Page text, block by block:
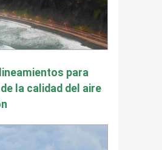
para
la calidad del aire